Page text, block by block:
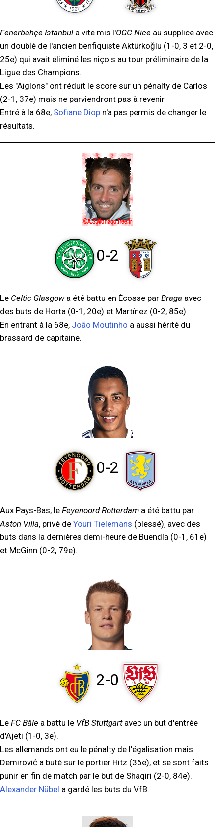
Fenerbahçe Istanbul a vite mis l'OGC Nice au supplice avec
un doublé de l'ancien benfiquiste Aktürkoğlu (1-0, 3 et 2-0,
25e) qui avait éliminé les niçois au tour préliminaire de la
Ligue des Champions.
Les "Aiglons" ont réduit le score sur un pénalty de Carlos
(2-1, 37e) mais ne parviendront pas à revenir.
Entré à la 68e, Sofiane Diop n'a pas permis de changer le
résultats.
0-2
Le Celtic Glasgowa été battu en Écosse par Braga avec
des buts de Horta (0-1, 20e) et Martínez (0-2, 85e).
En entrant à la 68e, João Moutinho a aussi hérité du
brassard de capitaine.
0-2
Aux Pays-Bas, le Feyenoord Rotterdam a été battu par
Aston Villa, privé de Youri Tielemans (blessé), avec des
buts dans la dernières demi-heure de Buendía (0-1, 61e)
et McGinn (0-2, 79e).
2-0
Le FC Bâle a battu le VfB Stuttgartavec un but d'entrée
d'Ajeti (1-0, 3e).
Les allemands ont eu le pénalty de l'égalisation mais
Demirović a buté sur le portier Hitz (36e), et se sont faits
punir en fin de match par le but de Shaqiri (2-0, 84e).
Alexander Nübel a gardé les buts du VfB.